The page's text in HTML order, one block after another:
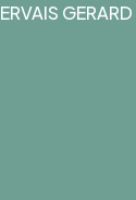
GERARD